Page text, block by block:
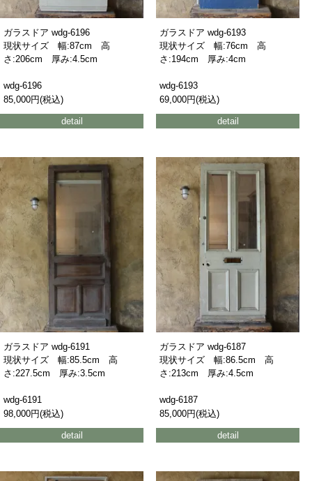
ガラスドア wdg-6196
現状サイズ 幅:87cm 高
さ:206cm 厚み:4.5cm
wdg-6196
85,000円(税込)
detail
ガラスドア wdg-6193
現状サイズ 幅:76cm 高
さ:194cm 厚み:4cm
wdg-6193
69,000円(税込)
detail
ガラスドア wdg-6191
現状サイズ 幅:85.5cm 高
さ:227.5cm 厚み:3.5cm
wdg-6191
98,000円(税込)
detail
ガラスドア wdg-6187
現状サイズ 幅:86.5cm 高
さ:213cm 厚み:4.5cm
wdg-6187
85,000円(税込)
detail